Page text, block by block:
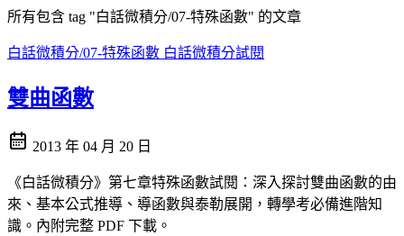
所有包含 tag "白話微積分/07-特殊函數" 的文章
白話微積分/07-特殊函數 白話微積分試閱
雙曲函數
2013 年 04 月 20 日
《白話微積分》第七章特殊函數試閱：深入探討雙曲函數的由
來、基本公式推導、導函數與泰勒展開，轉學考必備進階知
識。內附完整 PDF 下載。